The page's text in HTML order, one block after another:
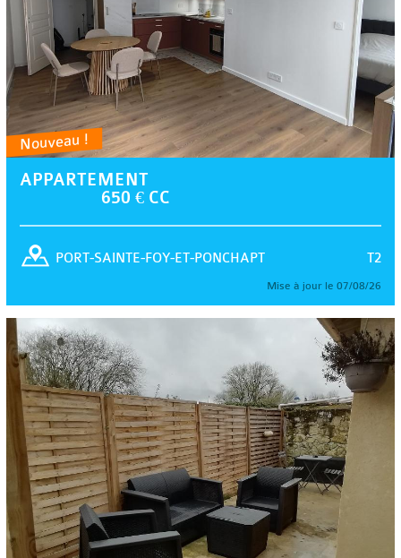
Nouveau !
APPARTEMENT
650 € CC
T2
PORT-SAINTE-FOY-ET-PONCHAPT
Mise à jour le 07/08/26